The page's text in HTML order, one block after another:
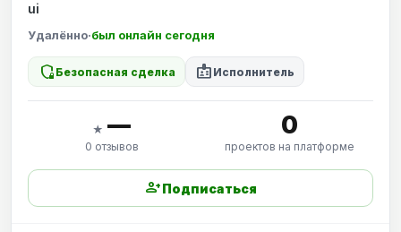
ui
Удалённо·был онлайн сегодня
shield_locked Безопасная сделка badge Исполнитель
★ —
0 отзывов
0
проектов на платформе
person_addПодписаться